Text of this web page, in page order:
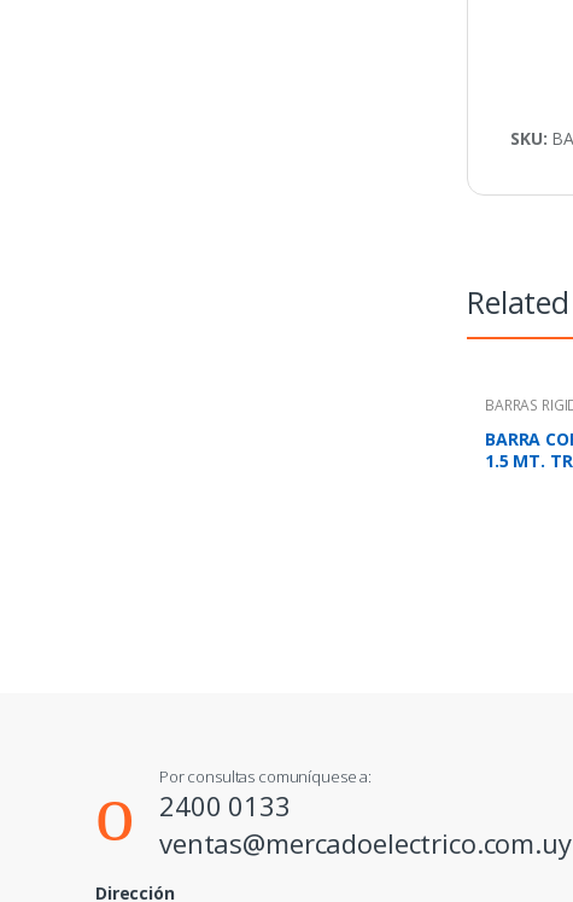
SKU:
BARRAS
BARRA
1.5 MT.
Por consultas comuníquese a:
2400 0133
ventas@mercadoelectrico.com.uy
Dirección